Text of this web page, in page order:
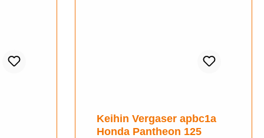
Keihin Vergaser apbc1a
Honda Pantheon 125